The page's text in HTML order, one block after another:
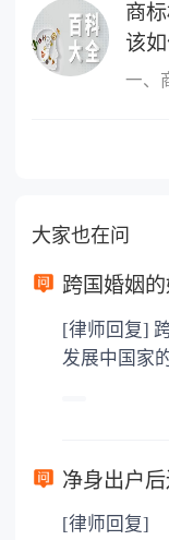
商
该如
大家也在问
跨国婚姻
[律师回复] 跨国婚姻的好处如下： 1.发达国家和
发展中国家
看具体国家
四德，相对
净身出户后
[律师回复] 离婚之后，已经净身出户了的，一